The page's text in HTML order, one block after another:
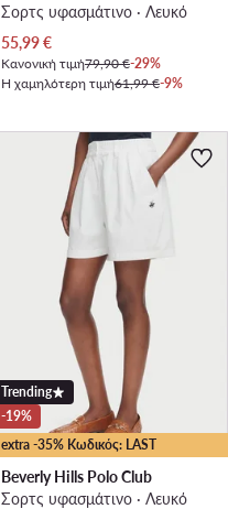
Σορτς υφασμάτινο · Λευκό
Τρέχουσα τιμή
55,99€
Κανονική τιμή79,90 €-29%
Η χαμηλότερη τιμή61,99 €-9%
extra -35% Κωδικός: LAST
Trending
-19%
Beverly Hills Polo Club
Σορτς υφασμάτινο · Λευκό